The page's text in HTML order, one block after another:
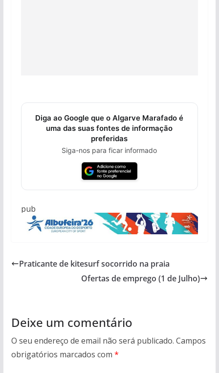
Diga ao Google que o Algarve Marafado é
uma das suas fontes de informação
preferidas
Siga-nos para ficar informado
pub
Praticante de kitesurf socorrido na praia
Ofertas de emprego (1 de Julho)
Deixe um comentário
O seu endereço de email não será publicado. Campos
obrigatórios marcados com *